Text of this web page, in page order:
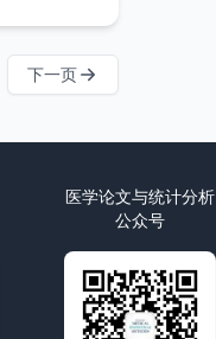
下一页
医学论文与统计分析
公众号